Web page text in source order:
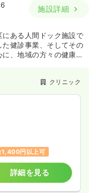
施設詳細
ある人間ドック施設で
健診事業、そしてその
、地域の方々の健康を
サービスを提供してい
クリニック
1,400円以上可
詳細を見る